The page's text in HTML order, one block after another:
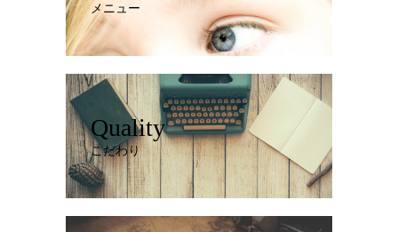
メニュー
Quality
こだわり